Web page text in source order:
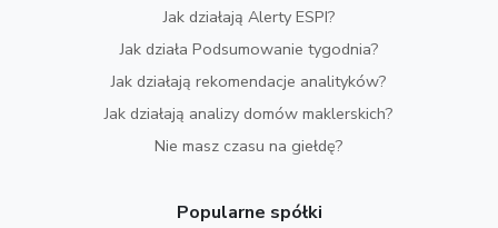
Jak działają Alerty ESPI?
Jak działa Podsumowanie tygodnia?
Jak działają rekomendacje analityków?
Jak działają analizy domów maklerskich?
Nie masz czasu na giełdę?
Popularne spółki